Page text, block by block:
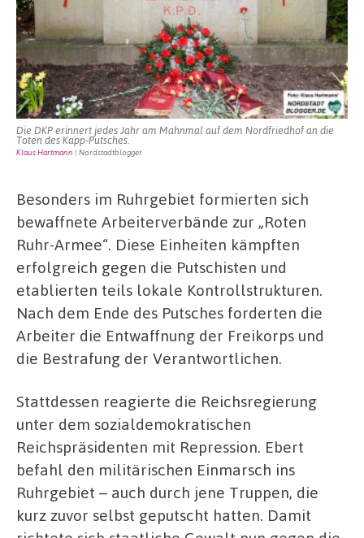
Die DKP erinnert jedes Jahr am Mahnmal auf dem Nordfriedhof an die
Toten des Kapp-Putsches.
Klaus Hartmann | Nordstadtblogger
Besonders im Ruhrgebiet formierten sich
bewaffnete Arbeiterverbände zur „Roten
Ruhr-Armee“. Diese Einheiten kämpften
erfolgreich gegen die Putschisten und
etablierten teils lokale Kontrollstrukturen.
Nach dem Ende des Putsches forderten die
Arbeiter die Entwaffnung der Freikorps und
die Bestrafung der Verantwortlichen.
Stattdessen reagierte die Reichsregierung
unter dem sozialdemokratischen
Reichspräsidenten mit Repression. Ebert
befahl den militärischen Einmarsch ins
Ruhrgebiet – auch durch jene Truppen, die
kurz zuvor selbst geputscht hatten. Damit